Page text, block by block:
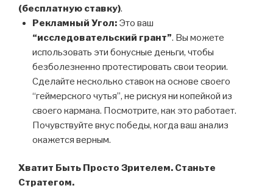
(бесплатную ставку).
Рекламный Угол:Это ваш
“исследовательский грант”. Вы можете
использовать эти бонусные деньги, чтобы
безболезненно протестировать свои теории.
Сделайте несколько ставок на основе своего
“геймерского чутья”, не рискуя ни копейкой из
своего кармана. Посмотрите, как это работает.
Почувствуйте вкус победы, когда ваш анализ
окажется верным.
Хватит Быть Просто Зрителем. Станьте
Стратегом.